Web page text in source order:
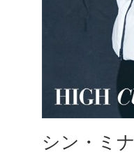
シン・ミナ